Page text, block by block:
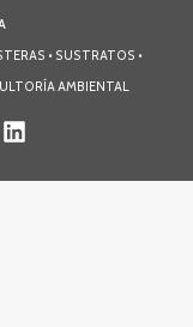
• SUSTRATOS •
AMBIENTAL